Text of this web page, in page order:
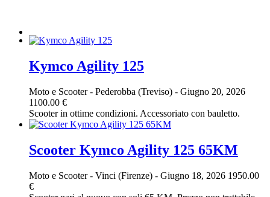
Kymco Agility 125
Moto e Scooter- Pederobba (Treviso) - Giugno 20, 2026
1100.00 €
Scooter in ottime condizioni. Accessoriato con bauletto.
Scooter Kymco Agility 125 65KM
Moto e Scooter- Vinci (Firenze) - Giugno 18, 2026 1950.00
€